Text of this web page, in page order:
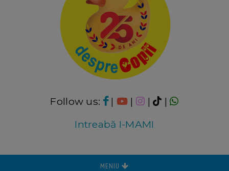
Follow us: | | |
|
Intreabă I-MAMI
MENIU